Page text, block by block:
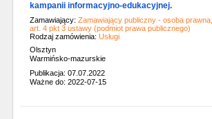
kampanii informacyjno-edukacyjnej.
Zamawiający: Zamawiający publiczny - osoba
art. 4 pkt 3 ustawy (podmiot prawa publicznego)
Rodzaj zamówienia: Usługi
Olsztyn
Warmińsko-mazurskie
Publikacja: 07.07.2022
Ważne do: 2022-07-15